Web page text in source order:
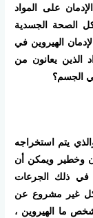
على المواد
الصحة الجسدية
الهيروين في
الذين يعانون من
الجسم؟
يتم استخراجه
وخطير ويمكن أن
في ذلك الجرعات
غير مشروع عن
ما الهيروين ،